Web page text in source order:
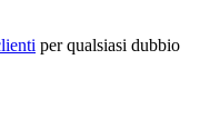
per qualsiasi dubbio